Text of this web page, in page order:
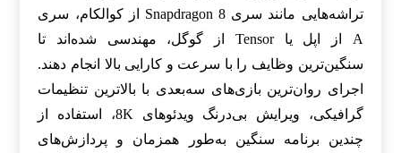
تراشه‌هایی مانند سری Snapdragon 8 از کوالکام، سری
A از اپل یا Tensor از گوگل، مهندسی شده‌اند تا
سنگین‌ترین وظایف را با سرعت و کارایی بالا انجام دهند.
اجرای روان‌ترین بازی‌های سه‌بعدی با بالاترین تنظیمات
گرافیکی، ویرایش بی‌درنگ ویدئوهای 8K، استفاده از
چندین برنامه سنگین به‌طور همزمان و پردازش‌های